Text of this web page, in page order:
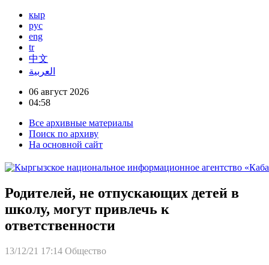
кыр
рус
eng
tr
中文
العربية
06 август 2026
04:58
Все архивные материалы
Поиск по архиву
На основной сайт
Родителей, не отпускающих детей в
школу, могут привлечь к
ответственности
13/12/21 17:14 Общество